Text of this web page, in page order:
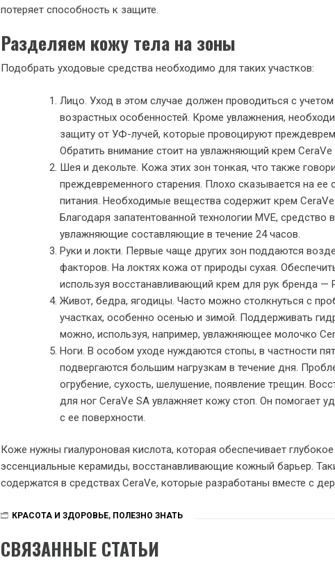
потеряет способность к защите.
Разделяем кожу тела на зоны
Подобрать уходовые средства необходимо для таких участков:
Лицо. Уход в этом случае должен проводиться с
возрастных особенностей. Кроме увлажнения,
защиту от УФ-лучей, которые провоцируют
Обратить внимание стоит на увлажняющий крем CeraVe
Шея и декольте. Кожа этих зон тонкая, что также
преждевременного старения. Плохо сказывается на ее
питания. Необходимые вещества содержит крем
Благодаря запатентованной технологии MVE,
увлажняющие составляющие в течение 24 часов.
Руки и локти. Первые чаще других зон поддаются
факторов. На локтях кожа от природы сухая.
используя восстанавливающий крем для рук бренда —
Живот, бедра, ягодицы. Часто можно столкнуться с
участках, особенно осенью и зимой. Поддерживать
можно, используя, например, увлажняющее молочко
Ноги. В особом уходе нуждаются стопы, в частности
подвергаются большим нагрузкам в течение дня.
огрубение, сухость, шелушение, появление трещин.
для ног CeraVe SA увлажняет кожу стоп. Он помогает
с ее поверхности.
Коже нужны гиалуроновая кислота, которая обеспечивает
эссенциальные керамиды, восстанавливающие кожный барьер.
содержатся в средствах CeraVe, которые разработаны вместе с
КРАСОТА И ЗДОРОВЬЕ, ПОЛЕЗНО ЗНАТЬ
СВЯЗАННЫЕ СТАТЬИ